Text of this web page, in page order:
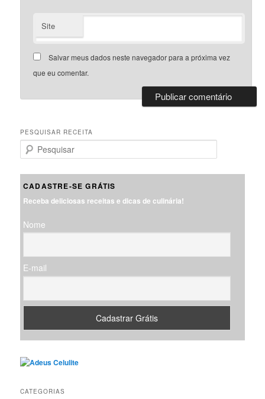
Site
Salvar meus dados neste navegador para a próxima vez
que eu comentar.
PESQUISAR RECEITA
e
u
a
CADASTRE-SE GRÁTIS
Receba deliciosas receitas e dicas de culinária!
Nome
E-mail
CATEGORIAS